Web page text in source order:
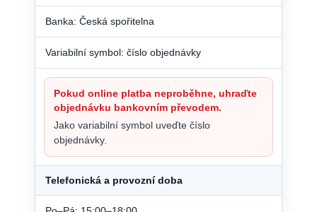
Banka: Česká spořitelna
Variabilní symbol: číslo objednávky
Pokud online platba neproběhne, uhraďte
objednávku bankovním převodem.
Jako variabilní symbol uveďte číslo
objednávky.
Telefonická a provozní doba